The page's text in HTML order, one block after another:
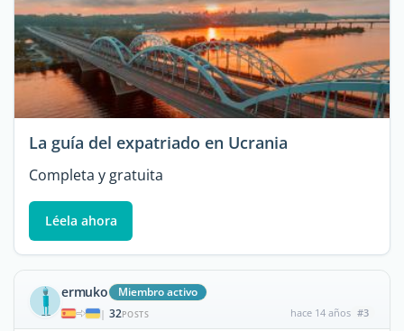
La guía del expatriado en Ucrania
Completa y gratuita
Léela ahora
ermuko Miembro activo
| 32POSTS hace 14 años #3